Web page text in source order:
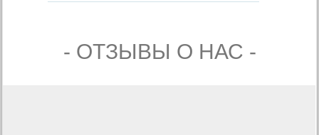
- ОТЗЫВЫ О НАС -